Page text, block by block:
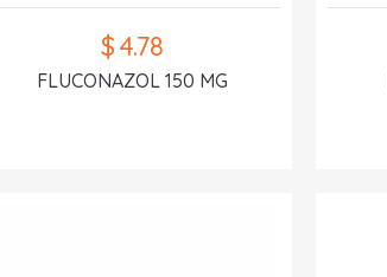
$ 4.78
FLUCONAZOL 150 MG